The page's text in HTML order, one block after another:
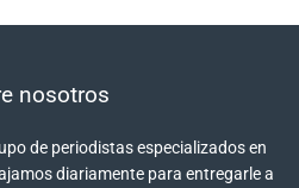
nosotros
de periodistas especializados en
diariamente para entregarle a